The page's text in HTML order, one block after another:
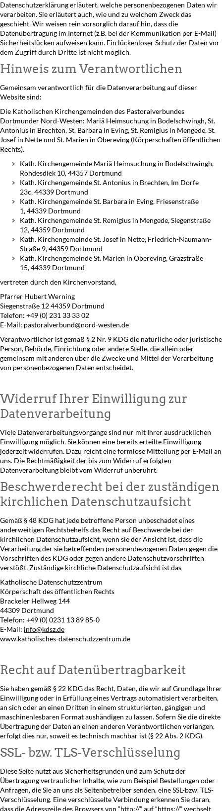
Datenschutzerklärung erläutert, welche personenbezogenen Daten wir
verarbeiten. Sie erläutert auch, wie und zu welchem Zweck das
geschieht. Wir weisen rein vorsorglich darauf hin, dass die
Datenübertragung im Internet (z.B. bei der Kommunikation per E-Mail)
Sicherheitslücken aufweisen kann. Ein lückenloser Schutz der Daten vor
dem Zugriff durch Dritte ist nicht möglich.
Hinweis zum Verantwortlichen
Gemeinsam verantwortlich für die Datenverarbeitung auf dieser
Website sind:
Die Katholischen Kirchengemeinden des Pastoralverbundes
Dortmunder Nord-Westen: Mariä Heimsuchung in Bodelschwingh, St.
Antonius in Brechten, St. Barbara in Eving, St. Remigius in Mengede, St.
Josef in Nette und St. Marien in Obereving (Körperschaften öffentlichen
Rechts).
Kath. Kirchengemeinde Mariä Heimsuchung in Bodelschwingh,
Rohdesdiek 10, 44357 Dortmund
Kath. Kirchengemeinde St. Antonius in Brechten, Im Dorfe
23c, 44339 Dortmund
Kath. Kirchengemeinde St. Barbara in Eving, Friesenstraße
1, 44339 Dortmund
Kath. Kirchengemeinde St. Remigius in Mengede, Siegenstraße
12, 44359 Dortmund
Kath. Kirchengemeinde St. Josef in Nette, Friedrich-Naumann-
Straße 9, 44359 Dortmund
Kath. Kirchengemeinde St. Marien in Obereving, Grazstraße
15, 44339 Dortmund
vertreten durch den Kirchenvorstand,
Pfarrer Hubert Werning
Siegenstraße 12 44359 Dortmund
Telefon: +49 (0) 231 33 33 02
E-Mail: pastoralverbund@nord-westen.de
Verantwortlicher ist gemäß § 2 Nr. 9 KDG die natürliche oder juristische
Person, Behörde, Einrichtung oder andere Stelle, die allein oder
gemeinsam mit anderen über die Zwecke und Mittel der Verarbeitung
von personenbezogenen Daten entscheidet.
Widerruf Ihrer Einwilligung zur
Datenverarbeitung
Viele Datenverarbeitungsvorgänge sind nur mit Ihrer ausdrücklichen
Einwilligung möglich. Sie können eine bereits erteilte Einwilligung
jederzeit widerrufen. Dazu reicht eine formlose Mitteilung per E-Mail an
uns. Die Rechtmäßigkeit der bis zum Widerruf erfolgten
Datenverarbeitung bleibt vom Widerruf unberührt.
Beschwerderecht bei der zuständigen
kirchlichen Datenschutzaufsicht
Gemäß § 48 KDG hat jede betroffene Person unbeschadet eines
anderweitigen Rechtsbehelfs das Recht auf Beschwerde bei der
kirchlichen Datenschutzaufsicht, wenn sie der Ansicht ist, dass die
Verarbeitung der sie betreffenden personenbezogenen Daten gegen die
Vorschriften des KDG oder gegen andere Datenschutzvorschriften
verstößt. Zuständige kirchliche Datenschutzaufsicht ist das
Katholische Datenschutzzentrum
Körperschaft des öffentlichen Rechts
Brackeler Hellweg 144
44309 Dortmund
Telefon: +49 (0) 0231 13 89 85-0
E-Mail: info@kdsz.de
www.katholisches-datenschutzzentrum.de
Recht auf Datenübertragbarkeit
Sie haben gemäß § 22 KDG das Recht, Daten, die wir auf Grundlage Ihrer
Einwilligung oder in Erfüllung eines Vertrags automatisiert verarbeiten,
an sich oder an einen Dritten in einem strukturierten, gängigen und
maschinenlesbaren Format aushändigen zu lassen. Sofern Sie die direkte
Übertragung der Daten an einen anderen Verantwortlichen verlangen,
erfolgt dies nur, soweit es technisch machbar ist (§ 22 Abs. 2 KDG).
SSL- bzw. TLS-Verschlüsselung
Diese Seite nutzt aus Sicherheitsgründen und zum Schutz der
Übertragung vertraulicher Inhalte, wie zum Beispiel Bestellungen oder
Anfragen, die Sie an uns als Seitenbetreiber senden, eine SSL-bzw. TLS-
Verschlüsselung. Eine verschlüsselte Verbindung erkennen Sie daran,
dass die Adresszeile des Browsers von “http://” auf “https://” wechselt